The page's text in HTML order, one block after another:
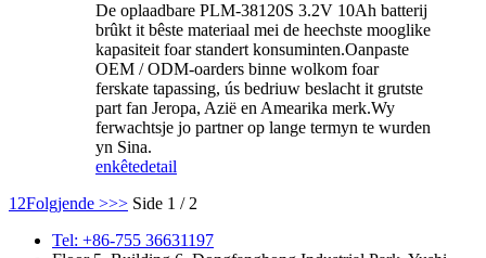
De oplaadbare PLM-38120S 3.2V 10Ah batterij
brûkt it bêste materiaal mei de heechste mooglike
kapasiteit foar standert konsuminten.Oanpaste
OEM / ODM-oarders binne wolkom foar
ferskate tapassing, ús bedriuw beslacht it grutste
part fan Jeropa, Azië en Amearika merk.Wy
ferwachtsje jo partner op lange termyn te wurden
yn Sina.
enkêtedetail
12Folgjende >>> Side 1 / 2
Tel: +86-755 36631197